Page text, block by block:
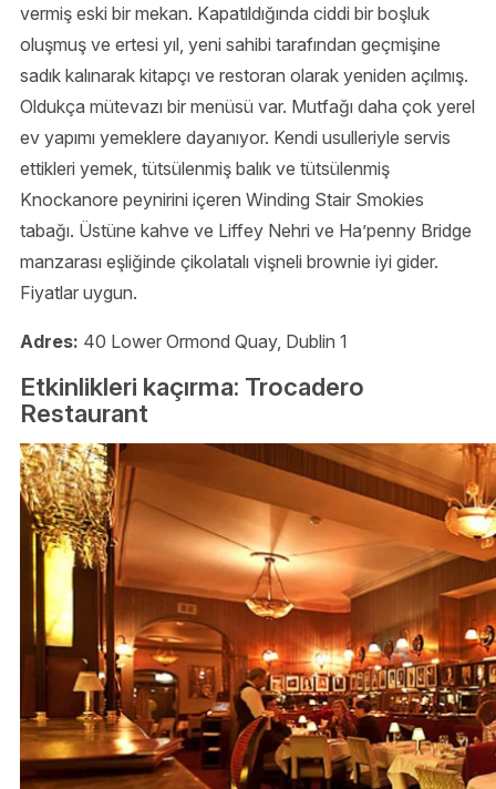
vermiş eski bir mekan. Kapatıldığında ciddi bir boşluk
oluşmuş ve ertesi yıl, yeni sahibi tarafından geçmişine
sadık kalınarak kitapçı ve restoran olarak yeniden açılmış.
Oldukça mütevazı bir menüsü var. Mutfağı daha çok yerel
ev yapımı yemeklere dayanıyor. Kendi usulleriyle servis
ettikleri yemek, tütsülenmiş balık ve tütsülenmiş
Knockanore peynirini içeren Winding Stair Smokies
tabağı. Üstüne kahve ve Liffey Nehri ve Ha’penny Bridge
manzarası eşliğinde çikolatalı vişneli brownie iyi gider.
Fiyatlar uygun.
Adres: 40 Lower Ormond Quay, Dublin 1
Etkinlikleri kaçırma: Trocadero
Restaurant